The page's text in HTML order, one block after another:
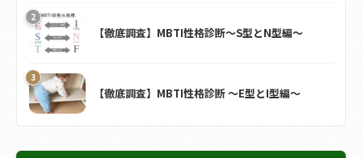
【徹底調査】MBTI性格診断～S型とN型編～
【徹底調査】MBTI性格診断 ～E型とI型編～